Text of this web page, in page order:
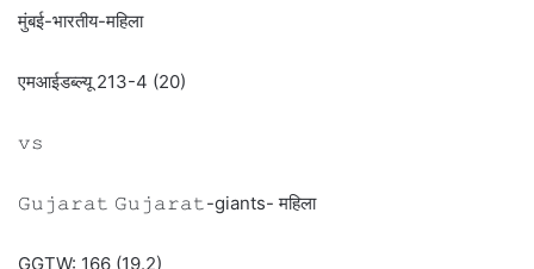
मुंबई-भारतीय-महिला
एमआईडब्ल्यू 213-4 (20)
𝚟𝚜
𝙶𝚞𝚓𝚊𝚛𝚊𝚝 𝙶𝚞𝚓𝚊𝚛𝚊𝚝-giants- महिला
GGTW: 166 (19.2)